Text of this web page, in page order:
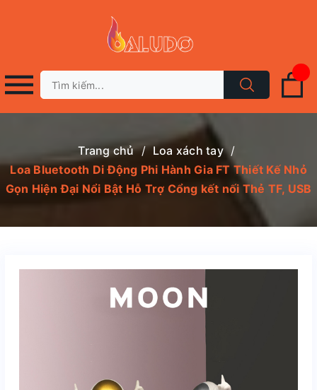
Trang chủ / Loa xách tay /
Loa Bluetooth Di Động Phi Hành Gia FT Thiết Kế Nhỏ
Gọn Hiện Đại Nổi Bật Hỗ Trợ Cổng kết nối Thẻ TF, USB